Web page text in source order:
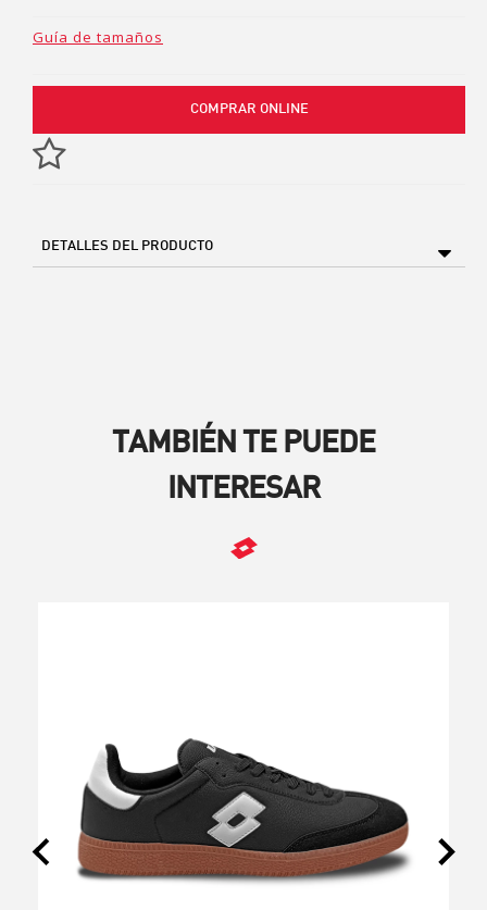
Guía de tamaños
COMPRAR ONLINE
DETALLES DEL PRODUCTO
TAMBIÉN TE PUEDE
INTERESAR